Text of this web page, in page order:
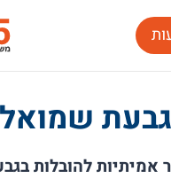
שמואל
אמיתיות להובלות